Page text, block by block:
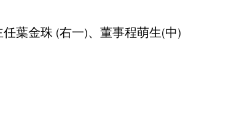
葉金珠 (右一)、董事程萌生(中)